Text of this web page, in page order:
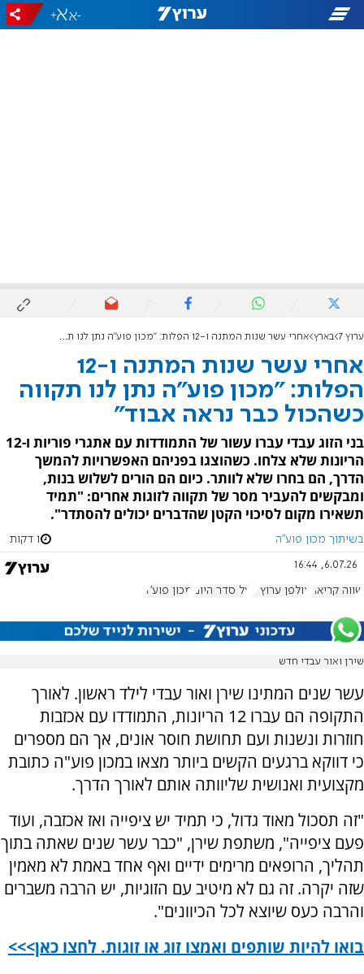
-
+
ערוץ 7 בארץ אחרי עשר שנות המתנה ו-12 הפלות: "מכון פוע"ה נתן לנו תקווה כשהכול כבר נראה אבוד"
אחרי עשר שנות המתנה ו-12
הפלות: "מכון פוע"ה נתן לנו תקווה
כשהכול כבר נראה אבוד"
בני הזוג עבדי עברו עשור של התמודדות עם אתגרי פוריות ו-12
הריונות שלא צלחו. כשהוצגו בפניהם האפשרויות להמשך
הדרך, הם בחרו שלא לוותר. כיום הם הורים לשלוש בנות,
ומבקשים להעביר מסר של תקווה לזוגות אחרים: "תמיד
תשאירו מקום לסיכוי הקטן שהדברים יכולים להסתדר".
בשיתוך מכון פוע"ה 1 דקות
6.07.26, 16:44
שווה קריאה אולפן ערוץ 7 על סדר היום מכון פוע"ה
שירן ואור עבדי חדש
עשר שנים המתינו שירן ואור עבדי לילד ראשון. לאורך
התקופה הם עברו 12 הריונות, התמודדו עם אכזבות
חוזרות ונשנות ועם תחושת חוסר אונים, אך הם מספרים
כי דווקא ברגעים הקשים ביותר מצאו במכון פוע"ה כתובת
מקצועית ואנושית שליוותה אותם לאורך הדרך.
"זה תסכול מאוד גדול, כי תמיד יש ציפייה ואז אכזבה, ועוד
פעם ציפייה", משתפת שירן, "כבר עשר שנים שאתה בתוך
תהליך, הרופאים מרימים ידיים ואף אחד באמת לא מאמין
שזה יקרה. זה גם לא מיטיב עם הזוגיות, יש הרבה משברים
והרבה כעס שיוצא לכל הכיוונים".
בואו להיות שותפים ואמצו זוג או זוגות. לחצו כאן>>>